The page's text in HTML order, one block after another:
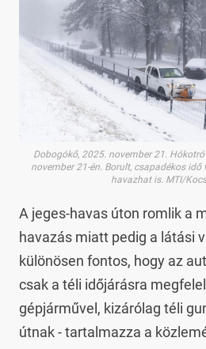
Dobogókő, 2025. november 21.
november 21-én. Borult, csapadékos
havazhat is. MTI/
A jeges-havas úton romlik a
havazás miatt pedig a látási
különösen fontos, hogy az
csak a téli időjárásra
gépjárművel, kizárólag téli
útnak - tartalmazza a